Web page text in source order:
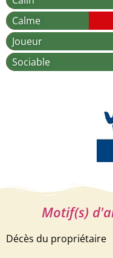
Calme
Joueur
Sociable
Motif(s)
Décès du propriétaire